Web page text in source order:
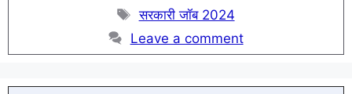
Tags
सरकारी जॉब 2024
Leave a comment